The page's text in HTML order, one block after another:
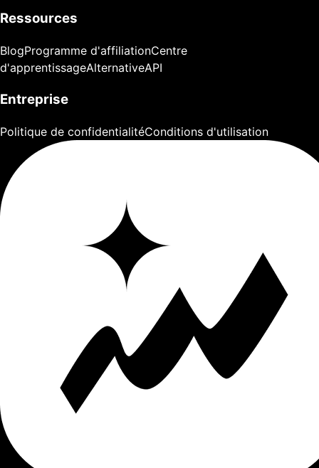
Ressources
BlogProgramme d'affiliationCentre
d'apprentissageAlternativeAPI
Entreprise
Politique de confidentialitéConditions d'utilisation